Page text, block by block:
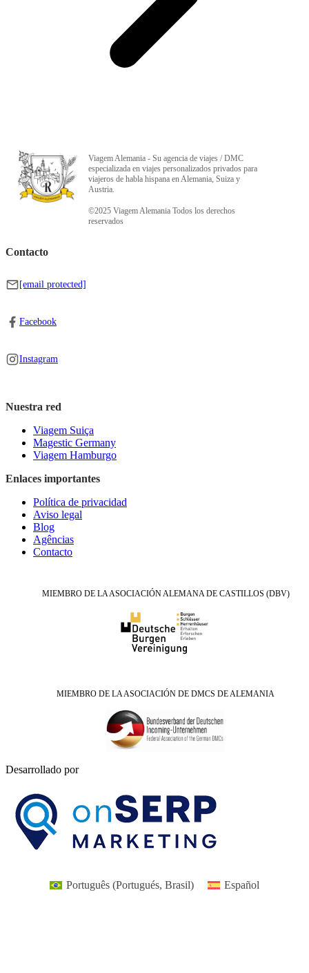
Viagem Alemania - Su agencia de viajes / DMC
especializada en viajes personalizados privados para
viajeros de habla hispana en Alemania, Suiza y
Austria.
©2025 Viagem Alemania Todos los derechos
reservados
Contacto
[email protected]
Facebook
Instagram
Nuestra red
Viagem Suiça
Magestic Germany
Viagem Hamburgo
Enlaces importantes
Política de privacidad
Aviso legal
Blog
Agências
Contacto
MIEMBRO DE LA ASOCIACIÓN ALEMANA DE CASTILLOS (DBV)
MIEMBRO DE LA ASOCIACIÓN DE DMCS DE ALEMANIA
Desarrollado por
Português (Portugués, Brasil) Español